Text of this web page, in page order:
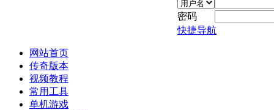
密码
快捷导航
网站首页
传奇版本
视频教程
常用工具
单机游戏